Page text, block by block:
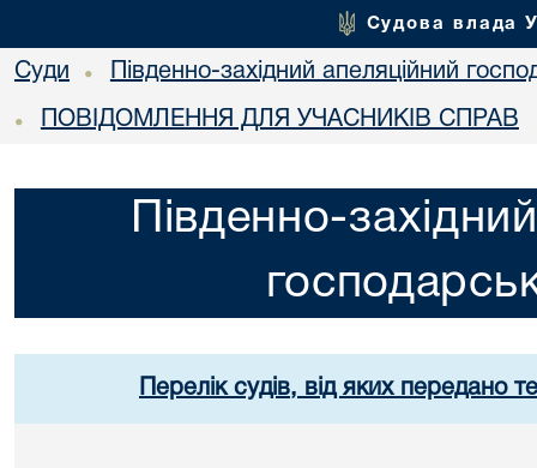
Судова влада
Суди • Південно-західний апеляційний
• ПОВІДОМЛЕННЯ ДЛЯ УЧАСНИКІВ СПРАВ
Південно-
Перелік судів, від яких передано